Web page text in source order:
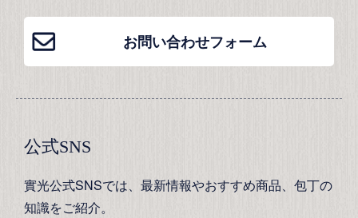
お問い合わせフォーム
公式SNS
實光公式SNSでは、最新情報やおすすめ商品、包丁の
知識をご紹介。